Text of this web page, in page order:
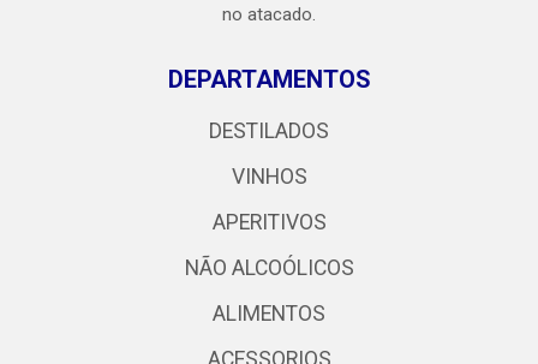
no atacado.
DEPARTAMENTOS
DESTILADOS
VINHOS
APERITIVOS
NÃO ALCOÓLICOS
ALIMENTOS
ACESSORIOS